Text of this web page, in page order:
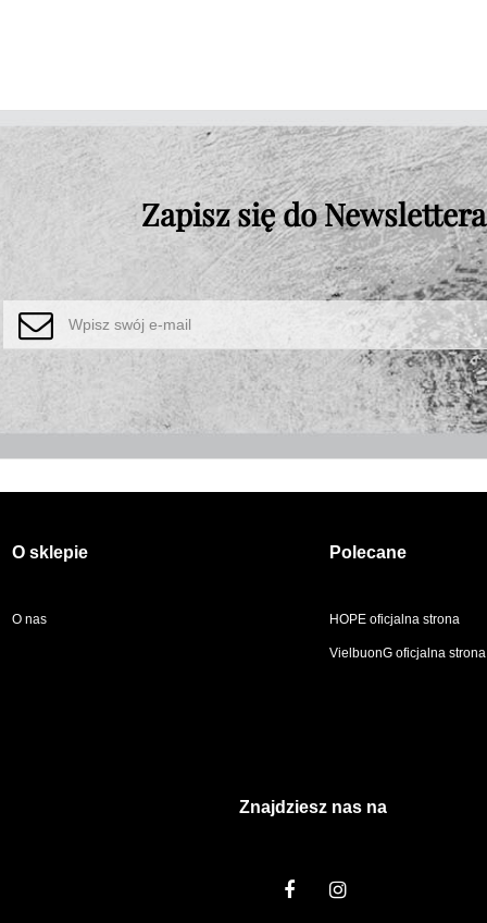
Zapisz się do Newslettera
O sklepie
O nas
Polecane
HOPE oficjalna strona
VielbuonG oficjalna strona
Znajdziesz nas na